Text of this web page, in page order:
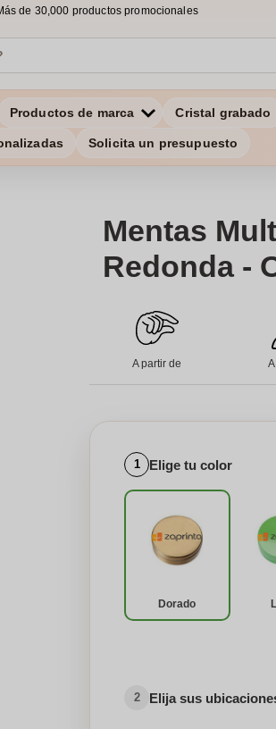
de 30,000 productos promocionales
Productos de marca Cristal grabado
Solicita un presupuesto
Mentas
Redonda -
A partir de
1 Elige tu color
Dorado
2 Elija sus